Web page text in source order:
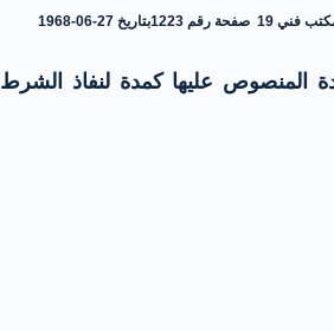
المنصوص عليها كمدة لنفاذ الشرط